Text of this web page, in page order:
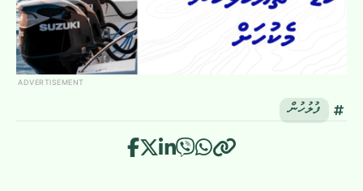
ADVERTISEMENT
ފުލުހުން